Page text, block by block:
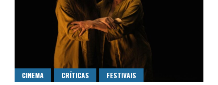
CINEMA CRÍTICAS FESTIVAIS